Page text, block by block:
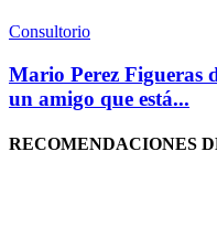
Consultorio
Mario Perez Figueras
un amigo que está...
RECOMENDACIONES